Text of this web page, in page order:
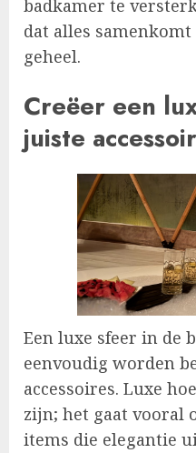
badkamer te
dat alles
geheel.
Creëer een
juiste
Een luxe sfeer in de
eenvoudig worden
accessoires. Luxe
zijn; het gaat vooral
items die elegantie